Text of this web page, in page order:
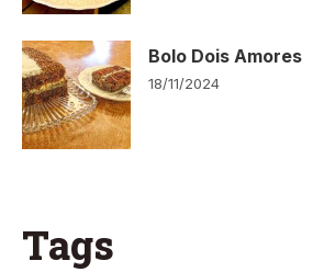
Bolo Dois Amores
18/11/2024
Tags